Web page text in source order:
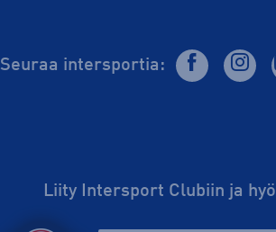
Seuraa intersportia:
Liity Intersport Clubiin ja